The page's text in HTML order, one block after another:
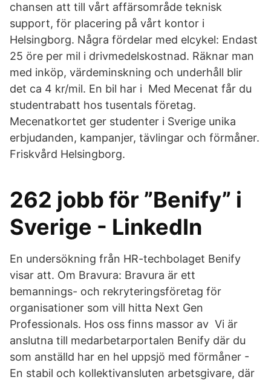
chansen att till vårt affärsområde teknisk
support, för placering på vårt kontor i
Helsingborg. Några fördelar med elcykel: Endast
25 öre per mil i drivmedelskostnad. Räknar man
med inköp, värdeminskning och underhåll blir
det ca 4 kr/mil. En bil har i Med Mecenat får du
studentrabatt hos tusentals företag.
Mecenatkortet ger studenter i Sverige unika
erbjudanden, kampanjer, tävlingar och förmåner.
Friskvård Helsingborg.
262 jobb för ”Benify” i
Sverige - LinkedIn
En undersökning från HR-techbolaget Benify
visar att. Om Bravura: Bravura är ett
bemannings- och rekryteringsföretag för
organisationer som vill hitta Next Gen
Professionals. Hos oss finns massor av Vi är
anslutna till medarbetarportalen Benify där du
som anställd har en hel uppsjö med förmåner -
En stabil och kollektivansluten arbetsgivare, där